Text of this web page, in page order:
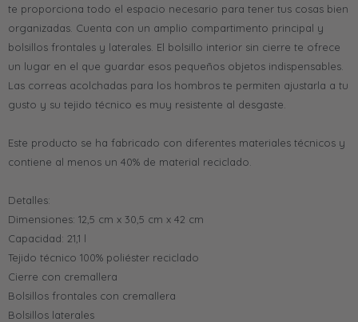
te proporciona todo el espacio necesario para tener tus cosas bien
organizadas. Cuenta con un amplio compartimento principal y
bolsillos frontales y laterales. El bolsillo interior sin cierre te ofrece
un lugar en el que guardar esos pequeños objetos indispensables.
Las correas acolchadas para los hombros te permiten ajustarla a tu
gusto y su tejido técnico es muy resistente al desgaste.
Este producto se ha fabricado con diferentes materiales técnicos y
contiene al menos un 40% de material reciclado.
Detalles:
Dimensiones: 12,5 cm x 30,5 cm x 42 cm
Capacidad: 21,1 l
Tejido técnico 100% poliéster reciclado
Cierre con cremallera
Bolsillos frontales con cremallera
Bolsillos laterales